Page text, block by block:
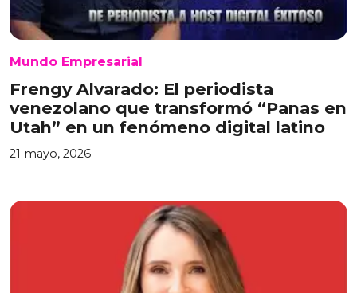
Mundo Empresarial
Frengy Alvarado: El periodista
venezolano que transformó “Panas en
Utah” en un fenómeno digital latino
21 mayo, 2026